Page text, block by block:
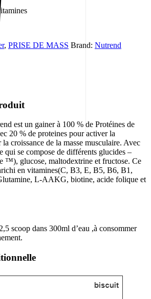
, PRISE DE MASS Brand: Nutrend
est un gainer à 100 % de Protéines de
20 % de proteines pour activer la
croissance de la masse musculaire. Avec
qui se compose de différents glucides –
™), glucose, maltodextrine et fructose. Ce
en vitamines(C, B3, E, B5, B6, B1,
L-AAKG, biotine, acide folique et
scoop dans 300ml d’eau ,à consommer